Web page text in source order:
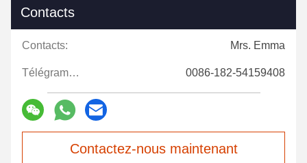
Contacts
Contacts: Mrs. Emma
Télégramme: 0086-182-54159408
Contactez-nous maintenant